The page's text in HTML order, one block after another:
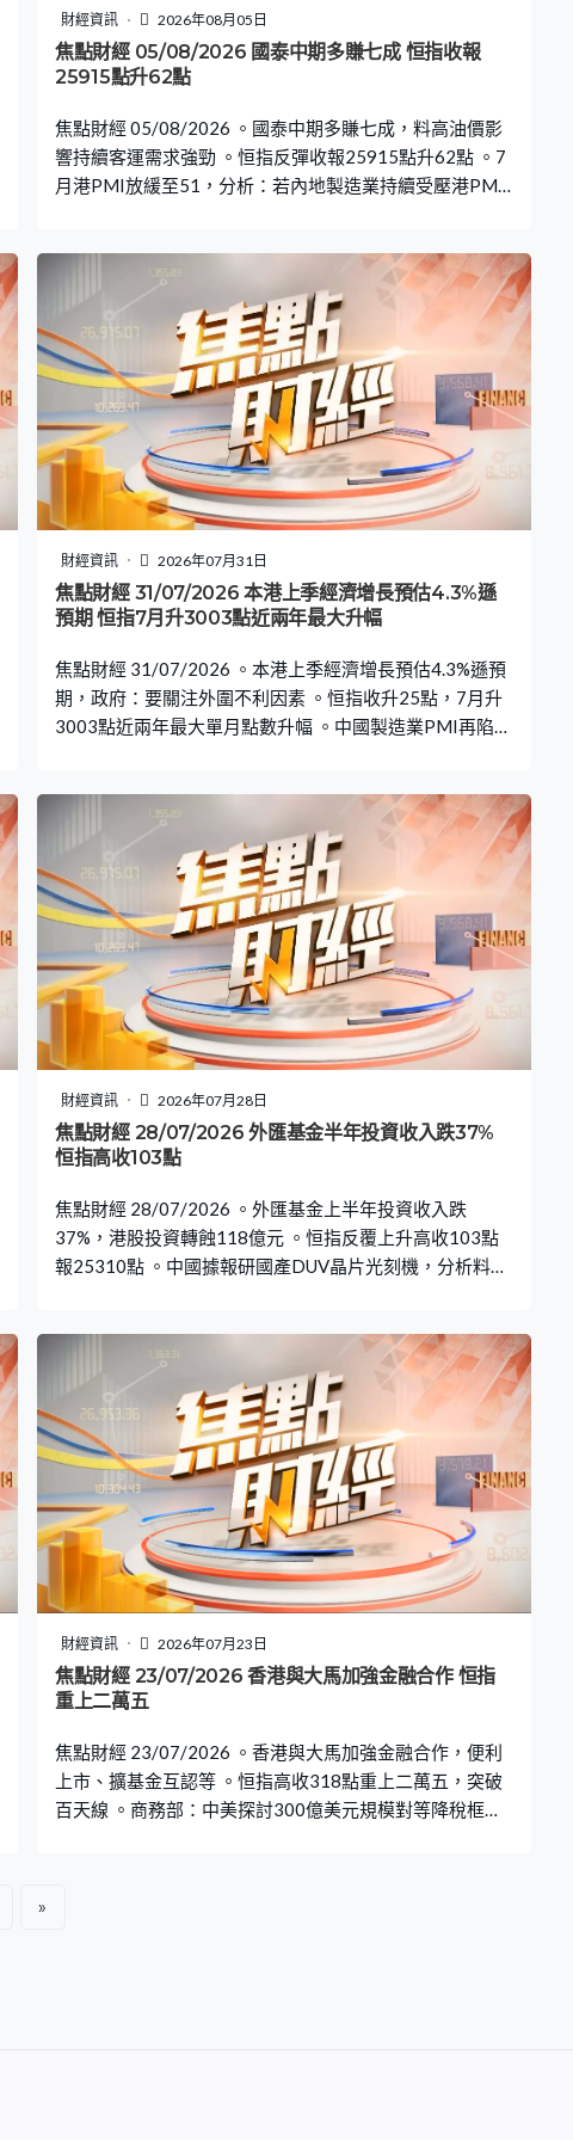
財經資訊 2026年08月05日
焦點財經 05/08/2026 國泰中期多賺七成 恒指收報
25915點升62點
焦點財經 05/08/2026 。國泰中期多賺七成，料高油價影
響持續客運需求強勁 。恒指反彈收報25915點升62點 。7
月港PMI放緩至51，分析：若內地製造業持續受壓港PMI
財經資訊 2026年07月31日
焦點財經 31/07/2026 本港上季經濟增長預估4.3%遜
預期 恒指7月升3003點近兩年最大升幅
焦點財經 31/07/2026 。本港上季經濟增長預估4.3%遜預
期，政府：要關注外圍不利因素 。恒指收升25點，7月升
3003點近兩年最大單月點數升幅 。中國製造業PMI再陷收
財經資訊 2026年07月28日
焦點財經 28/07/2026 外匯基金半年投資收入跌37%
恒指高收103點
焦點財經 28/07/2026 。外匯基金上半年投資收入跌
37%，港股投資轉蝕118億元 。恒指反覆上升高收103點
報25310點 。中國據報研國產DUV晶片光刻機，分析料影
財經資訊 2026年07月23日
焦點財經 23/07/2026 香港與大馬加強金融合作 恒指
重上二萬五
焦點財經 23/07/2026 。香港與大馬加強金融合作，便利
上市、擴基金互認等 。恒指高收318點重上二萬五，突破
百天線 。商務部：中美探討300億美元規模對等降稅框架
»